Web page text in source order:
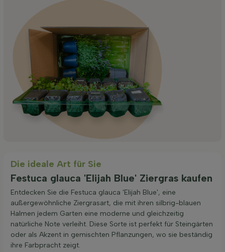
Die ideale Art für Sie
Festuca glauca 'Elijah Blue' Ziergras kaufen
Entdecken Sie die Festuca glauca 'Elijah Blue', eine
außergewöhnliche Ziergrasart, die mit ihren silbrig-blauen
Halmen jedem Garten eine moderne und gleichzeitig
natürliche Note verleiht. Diese Sorte ist perfekt für Steingärten
oder als Akzent in gemischten Pflanzungen, wo sie beständig
ihre Farbpracht zeigt.